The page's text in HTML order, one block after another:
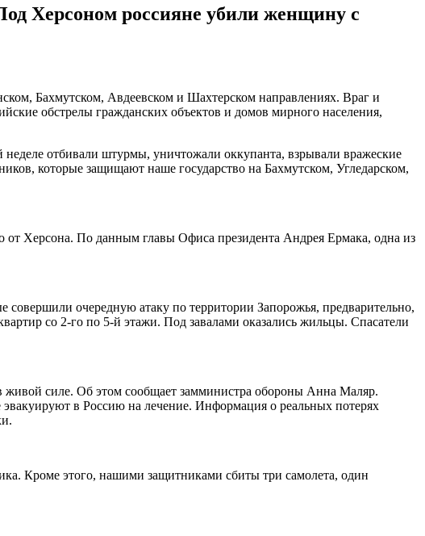
Херсоном россияне убили женщину с
Бахмутском, Авдеевском и Шахтерском направлениях. Враг и
обстрелы гражданских объектов и домов мирного населения,
отбивали штурмы, уничтожали оккупанта, взрывали вражеские
которые защищают наше государство на Бахмутском, Угледарском,
от Херсона. По данным главы Офиса президента Андрея Ермака, одна из
очередную атаку по территории Запорожья, предварительно,
со 2-го по 5-й этажи. Под завалами оказались жильцы. Спасатели
живой силе. Об этом сообщает замминистра обороны Анна Маляр.
в Россию на лечение. Информация о реальных потерях
Кроме этого, нашими защитниками сбиты три самолета, один